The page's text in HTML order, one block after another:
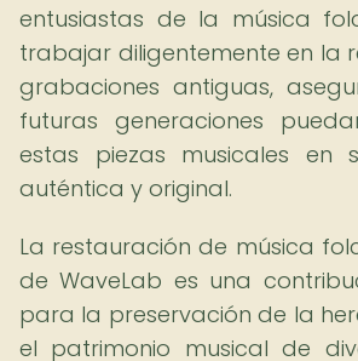
entusiastas de la música
trabajar diligentemente en la
grabaciones antiguas,
futuras generaciones
estas piezas musicales en
auténtica y original.
La restauración de música
de WaveLab es una
para la preservación de la
el patrimonio musical de